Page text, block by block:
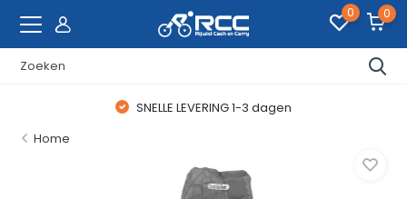
0 0
SNELLE LEVERING 1-3 dagen
Home